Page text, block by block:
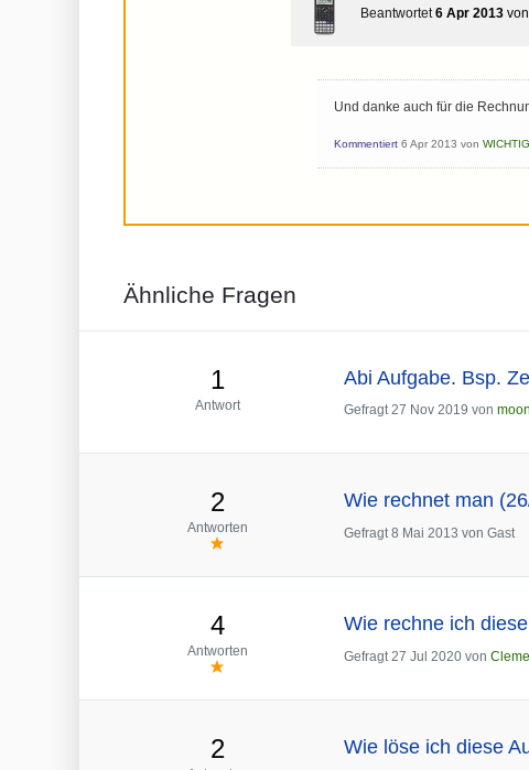
Beantwortet 6 Apr 2013 von
Und danke auch für die
Kommentiert 6 Apr 2013 von
Ähnliche Fragen
1
Antwort
Abi Aufgabe. Bsp.
Gefragt 27 Nov 2019 von
2
Antworten
Wie rechnet man
Gefragt 8 Mai 2013 von Gast
4
Antworten
Wie rechne ich
Gefragt 27 Jul 2020 von
2 Wie löse ich diese